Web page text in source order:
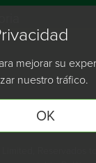
mejorar su
nuestro tráfico.
OK